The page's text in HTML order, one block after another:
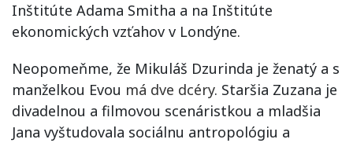
Inštitúte Adama Smitha a na Inštitúte
ekonomických vzťahov v Londýne.
Neopomeňme, že Mikuláš Dzurinda je ženatý a s
manželkou Evou má dve dcéry. Staršia Zuzana je
divadelnou a filmovou scenáristkou a mladšia
Jana vyštudovala sociálnu antropológiu a